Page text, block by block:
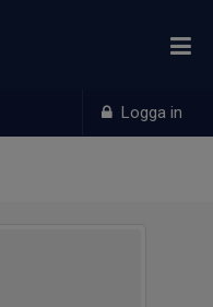
Logga in